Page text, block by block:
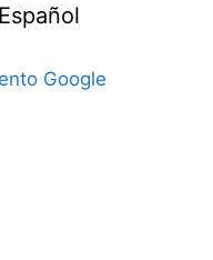
Google